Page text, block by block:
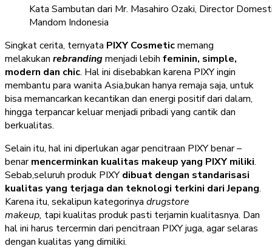
Kata Sambutan dari Mr. Masahiro Ozaki, Director
Mandom Indonesia
Singkat cerita, ternyata PIXY Cosmeticmemang
melakukan rebrandingmenjadi lebih feminin, simple,
modern dan chic. Hal ini disebabkan karena PIXY ingin
membantu para wanita Asia,bukan hanya remaja saja, untuk
bisa memancarkan kecantikan dan energi positif dari dalam,
hingga terpancar keluar menjadi pribadi yang cantik dan
berkualitas.
Selain itu, hal ini diperlukan agar pencitraan PIXY benar –
benarmencerminkan kualitas makeup yang PIXY miliki.
Sebab,seluruh produk PIXYdibuat dengan standarisasi
kualitas yang terjaga dan teknologi terkini dari Jepang.
Karena itu, sekalipun kategorinya drugstore
makeup, tapi kualitas produk pasti terjamin kualitasnya. Dan
hal ini harus tercermin dari pencitraan PIXY juga, agar selaras
dengan kualitas yang dimiliki.